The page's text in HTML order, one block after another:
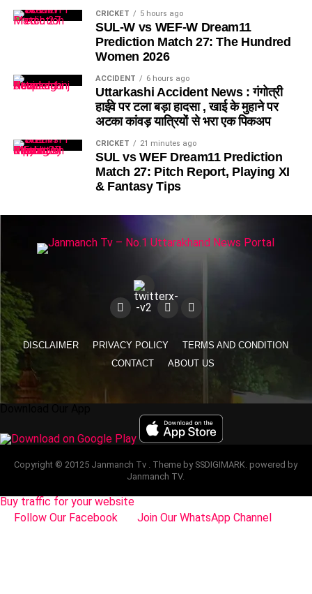
CRICKET 5 hours ago
SUL-W vs WEF-W Dream11
Prediction Match 27: The Hundred
Women 2026
ACCIDENT 6 hours ago
Uttarkashi Accident News : गंगोत्री
हाईवे पर टला बड़ा हादसा , खाई के मुहाने पर
अटका कांवड़ यात्रियों से भरा एक पिकअप
CRICKET 21 minutes ago
SUL vs WEF Dream11 Prediction
Match 27: Pitch Report, Playing XI
& Fantasy Tips
DISCLAIMER PRIVACY POLICY
TERMS AND CONDITION
CONTACT
ABOUT US
Copyright © 20125 Janmanch Tv . Theme by SSDIGIMARK. powered by
Janmanch TV.
Buy traffic for your website
Follow Our Facebook
Join Our WhatsApp Channel